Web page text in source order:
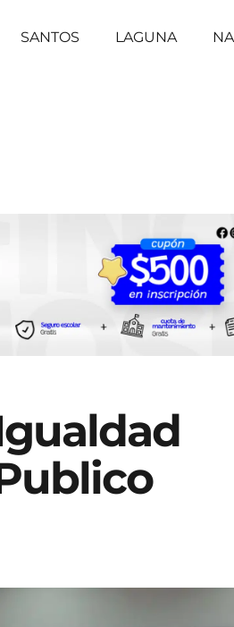
SANTOS LAGUNA